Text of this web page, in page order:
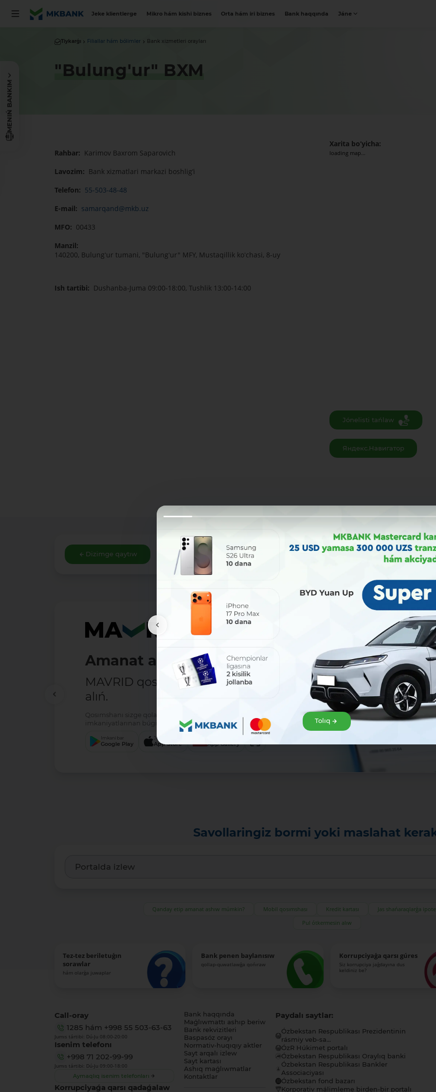
Jeke klientlerge Mikro hám kishi biznes Orta hám iri biznes Bank haqqında Jáne
MENIŃ BANKIM
Tiykarǵı Filiallar hám bólimler Bank xizmetleri orayları
"Bulung'ur" BXM
Rahbar: Karimov Baxrom Saparovich
Lavozim: Bank xizmatlari markazi boshlig‘i
Telefon: 55-503-48-48
E-mail: samarqand@mkb.uz
MFO: 00433
Manzil:
140200, Bulungʻur tumani, "Bulungʻur" MFY, Mustaqillik koʻchasi, 8-uy
Ish tartibi: Dushanba-Juma 09:00-18:00, Tushlik 13:00-14:00
Xarita bo‘yicha:
loading map...
Jónelisti tańlaw
Яндекс.Навигатор
Dizimge qaytıw Bólisiw:
Amanat ashıw - ańsat!
MAVRID qosımshasın házir júklep
alıń.
Qosımshanı sizge qolaylı servis arqalı júklep alıń hám Mavrid
imkaniyatlarınan búgin-aq paydalanıwdı baslań!:
Imkani bar
Google Play
Júklew
App Store App Gallery
Savollaringiz bormi yoki maslahat
Qanday etip amanat ashıw múmkin? Mobil qosımshası Kredit kartası Jas shańaraqlarǵa
Pul ótkermesin alıw
Tez-tez beriletuǵın
sorawlar
hám olarǵa juwaplar
Bank penen baylanısıw
qollap-quwatlawǵa qońıraw
Korrupciyaǵa qarsı gúres
Siz korrupciya jaǵdayına dus
keldiniz be?
Call-oray
1285 hám +998 55 503-63-63
Jumıs tártibi: Dú-Ju 08:00-20:00
Isenim telefonı
+998 71 202-99-99
Jumıs tártibi: Dú-Ju 09:00-18:00
Aymaqlıq isenim telefonları
Korrupciyaǵa qarsı qadaǵalaw
Bank haqqında
Maǵlıwmattı ashıp beriw
Bank rekvizitleri
Baspasóz orayı
Normativ-huqıqıy aktler
Sayt arqalı izlew
Sayt kartası
Ashıq maǵlıwmatlar
Kontaktlar
Paydalı saytlar:
Ózbekstan Respublikası Prezidentinin
rásmiy veb-sa...
ÓzR Húkimet portalı
Ózbekstan Respublikası Oraylıq banki
Ózbekstan Respublikası Bankler
Associaciyası
Ózbekstan fond bazarı
Korporativ málimleme birden-bir portalı
Tolıq